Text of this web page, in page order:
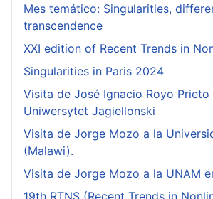
Mes temático: Singularities,
transcendence
XXI edition of Recent Trends in
Singularities in Paris 2024
Visita de José Ignacio Royo Prieto
Uniwersytet Jagiellonski
Visita de Jorge Mozo a la
(Malawi).
Visita de Jorge Mozo a la UNAM
19th RTNS (Recent Trends in